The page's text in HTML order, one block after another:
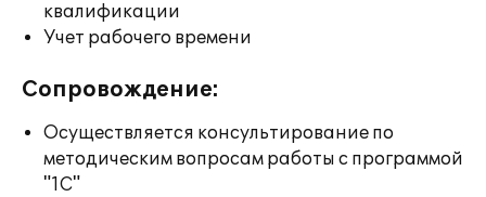
квалификации
Учет рабочего времени
Сопровождение:
Осуществляется консультирование по
методическим вопросам работы с программой
"1С"